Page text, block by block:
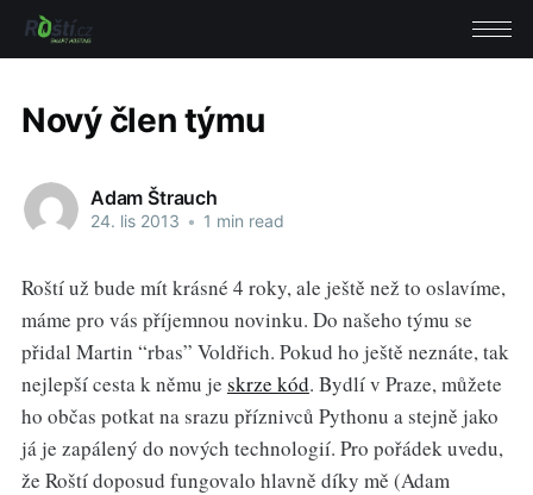
Nový člen týmu
Adam Štrauch
24. lis 2013 • 1 min read
Roští už bude mít krásné 4 roky, ale ještě než to oslavíme,
máme pro vás příjemnou novinku. Do našeho týmu se
přidal Martin “rbas” Voldřich. Pokud ho ještě neznáte, tak
nejlepší cesta k němu je skrze kód. Bydlí v Praze, můžete
ho občas potkat na srazu příznivců Pythonu a stejně jako
já je zapálený do nových technologií. Pro pořádek uvedu,
že Roští doposud fungovalo hlavně díky mě (Adam